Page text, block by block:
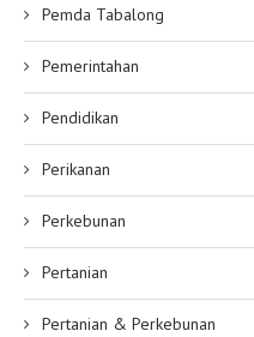
Pemda Tabalong
Pemerintahan
Pendidikan
Perikanan
Perkebunan
Pertanian
Pertanian & Perkebunan